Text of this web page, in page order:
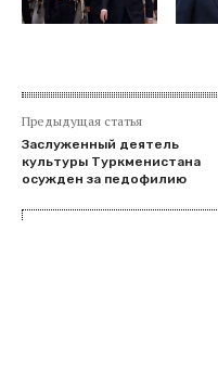
Предыдущая статья
Заслуженный деятель
культуры Туркменистана
осужден за педофилию